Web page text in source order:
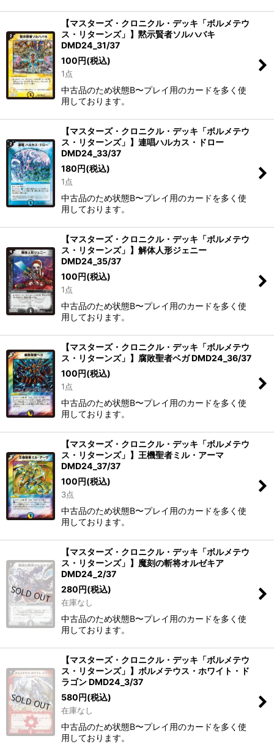
【マスターズ・クロニクル・デッキ「ボルメテウ
ス・リターンズ」】黙示賢者ソルハバキ
DMD24_31/37
100円(税込)
1点
中古品のため状態B〜プレイ用のカードを多く使
用しております。
【マスターズ・クロニクル・デッキ「ボルメテウ
ス・リターンズ」】連唱ハルカス・ドロー
DMD24_33/37
180円(税込)
1点
中古品のため状態B〜プレイ用のカードを多く使
用しております。
【マスターズ・クロニクル・デッキ「ボルメテウ
ス・リターンズ」】解体人形ジェニー
DMD24_35/37
100円(税込)
1点
中古品のため状態B〜プレイ用のカードを多く使
用しております。
【マスターズ・クロニクル・デッキ「ボルメテウ
ス・リターンズ」】腐敗聖者ベガ DMD24_36/37
100円(税込)
1点
中古品のため状態B〜プレイ用のカードを多く使
用しております。
【マスターズ・クロニクル・デッキ「ボルメテウ
ス・リターンズ」】王機聖者ミル・アーマ
DMD24_37/37
100円(税込)
3点
中古品のため状態B〜プレイ用のカードを多く使
用しております。
【マスターズ・クロニクル・デッキ「ボルメテウ
ス・リターンズ」】魔刻の斬将オルゼキア
DMD24_2/37
280円(税込)
在庫なし
中古品のため状態B〜プレイ用のカードを多く使
用しております。
【マスターズ・クロニクル・デッキ「ボルメテウ
ス・リターンズ」】ボルメテウス・ホワイト・ド
ラゴン DMD24_3/37
580円(税込)
在庫なし
中古品のため状態B〜プレイ用のカードを多く使
用しております。